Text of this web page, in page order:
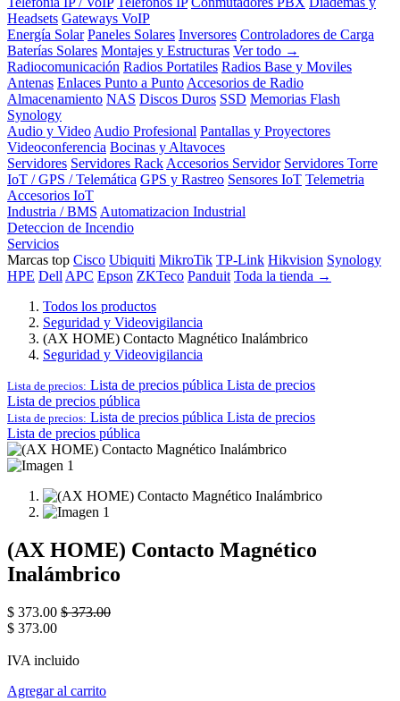
Headsets Gateways VoIP
Energía Solar Paneles Solares Inversores Controladores de Carga
Baterías Solares Montajes y Estructuras Ver todo →
Radiocomunicación Radios Portatiles Radios Base y Moviles
Antenas Enlaces Punto a Punto Accesorios de Radio
Almacenamiento NAS Discos Duros SSD Memorias Flash
Synology
Audio y Video Audio Profesional Pantallas y Proyectores
Videoconferencia Bocinas y Altavoces
Servidores Servidores Rack Accesorios Servidor Servidores Torre
IoT / GPS / Telemática GPS y Rastreo Sensores IoT Telemetria
Accesorios IoT
Industria / BMS Automatizacion Industrial
Deteccion de Incendio
Servicios
Marcas top Cisco Ubiquiti MikroTik TP-Link Hikvision Synology
HPE Dell APC Epson ZKTeco Panduit Toda la tienda →
Todos los productos
Seguridad y Videovigilancia
(AX HOME) Contacto Magnético Inalámbrico
Seguridad y Videovigilancia
Lista de precios: Lista de precios pública Lista de precios
Lista de precios pública
Lista de precios: Lista de precios pública Lista de precios
Lista de precios pública
(AX HOME) Contacto Magnético
Inalámbrico
$ 373.00 $373.00
$ 373.00
IVA incluido
Agregar al carrito